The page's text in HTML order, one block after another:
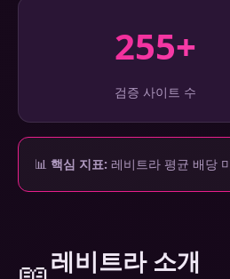
255+
검증 사이트 수
📊 핵심 지표: 레비트라 평균 배당
레비트라 소개